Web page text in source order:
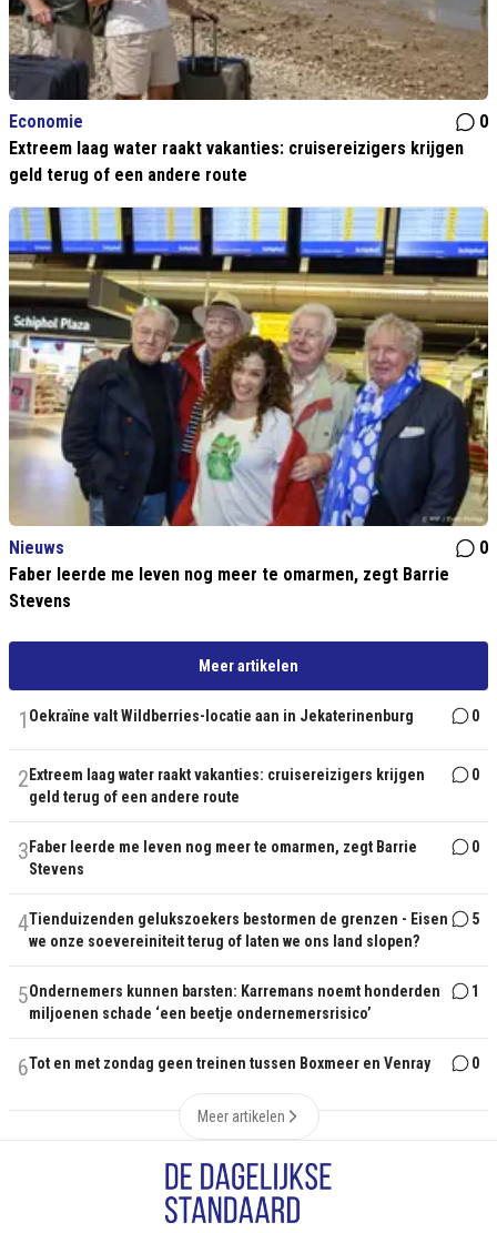
Economie
0
Extreem laag water raakt vakanties: cruisereizigers krijgen
geld terug of een andere route
Nieuws
0
Faber leerde me leven nog meer te omarmen, zegt Barrie
Stevens
Meer artikelen
1 Oekraïne valt Wildberries-locatie aan in Jekaterinenburg 0
2 Extreem laag water raakt vakanties: cruisereizigers krijgen
geld terug of een andere route
0
3 Faber leerde me leven nog meer te omarmen, zegt Barrie
Stevens
0
4Tienduizenden gelukszoekers bestormen de grenzen - Eisen
we onze soevereiniteit terug of laten we ons land slopen?
5
5Ondernemers kunnen barsten: Karremans noemt honderden
miljoenen schade ‘een beetje ondernemersrisico’
1
6Tot en met zondag geen treinen tussen Boxmeer en Venray 0
Meer artikelen